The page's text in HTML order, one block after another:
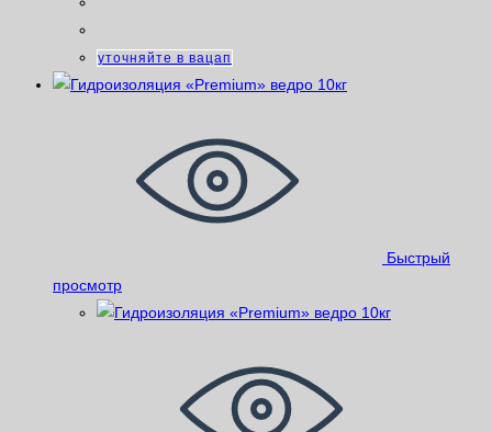
уточняйте в вацап
Быстрый
просмотр